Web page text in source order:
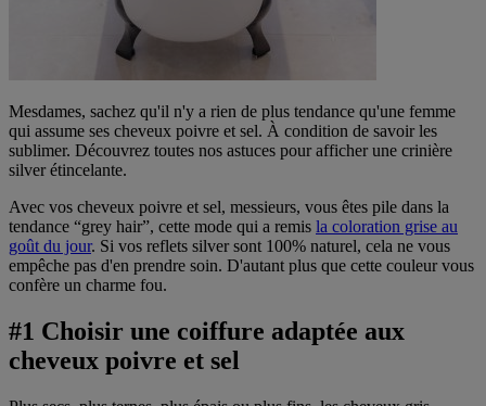
Mesdames, sachez qu'il n'y a rien de plus tendance qu'une femme
qui assume ses cheveux poivre et sel. À condition de savoir les
sublimer. Découvrez toutes nos astuces pour afficher une crinière
silver étincelante.
Avec vos cheveux poivre et sel, messieurs, vous êtes pile dans la
tendance “grey hair”, cette mode qui a remis la coloration grise au
goût du jour. Si vos reflets silver sont 100% naturel, cela ne vous
empêche pas d'en prendre soin. D'autant plus que cette couleur vous
confère un charme fou.
#1 Choisir une coiffure adaptée aux
cheveux poivre et sel